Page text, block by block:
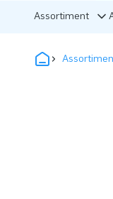
Assortiment